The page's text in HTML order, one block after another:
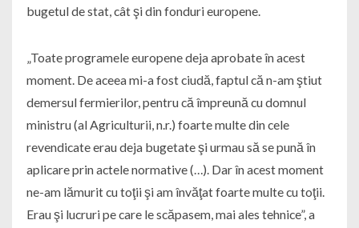
bugetul de stat, cât şi din fonduri europene.
„Toate programele europene deja aprobate în acest
moment. De aceea mi-a fost ciudă, faptul că n-am ştiut
demersul fermierilor, pentru că împreună cu domnul
ministru (al Agriculturii, n.r.) foarte multe din cele
revendicate erau deja bugetate şi urmau să se pună în
aplicare prin actele normative (…). Dar în acest moment
ne-am lămurit cu toţii şi am învăţat foarte multe cu toţii.
Erau şi lucruri pe care le scăpasem, mai ales tehnice”, a